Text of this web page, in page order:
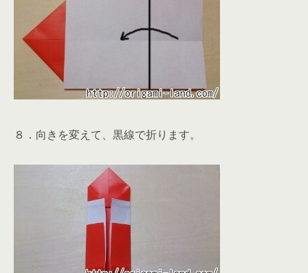
８．向きを変えて、黒線で折ります。